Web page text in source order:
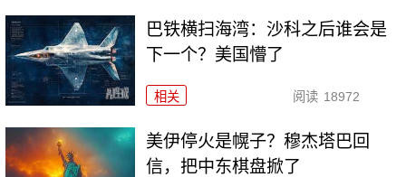
巴铁横扫海湾：沙科之后谁会是
下一个？美国懵了
相关 阅读 18972
美伊停火是幌子？穆杰塔巴回
信，把中东棋盘掀了